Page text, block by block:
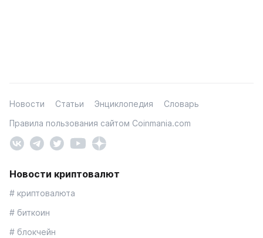
Новости Статьи Энциклопедия
Словарь
Правила пользования сайтом Coinmania.com
Новости криптовалют
# криптовалюта
# биткоин
# блокчейн